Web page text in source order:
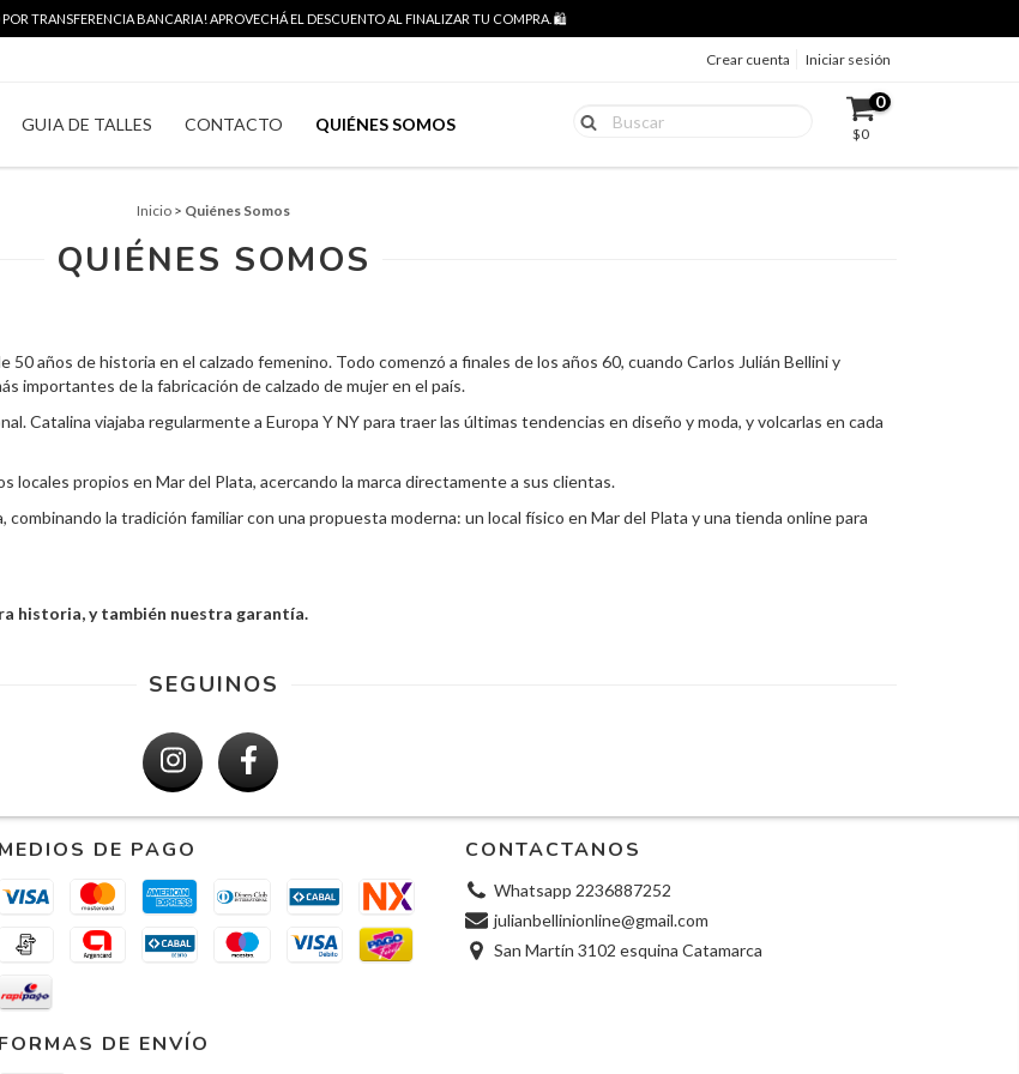
TRANSFERENCIA BANCARIA! APROVECHÁ EL DESCUENTO AL FINALIZAR TU COMPRA. 🛍️
Crear cuenta Iniciar sesión
GUIA DE TALLES CONTACTO QUIÉNES SOMOS
0
$0
Inicio > Quiénes Somos
QUIÉNES SOMOS
50 años de historia en el calzado femenino. Todo comenzó a finales de los años 60, cuando Carlos Julián Bellini y
importantes de la fabricación de calzado de mujer en el país.
Catalina viajaba regularmente a Europa Y NY para traer las últimas tendencias en diseño y moda, y volcarlas en cada
locales propios en Mar del Plata, acercando la marca directamente a sus clientas.
la tradición familiar con una propuesta moderna: un local físico en Mar del Plata y una tienda online para
historia, y también nuestra garantía.
SEGUINOS
MEDIOS DE PAGO
FORMAS DE ENVÍO
CONTACTANOS
Whatsapp 2236887252
julianbellinionline@gmail.com
San Martín 3102 esquina Catamarca